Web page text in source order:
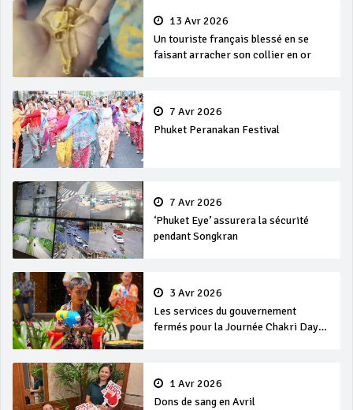
13 Avr 2026
Un touriste français blessé en se
faisant arracher son collier en or
7 Avr 2026
Phuket Peranakan Festival
7 Avr 2026
‘Phuket Eye’ assurera la sécurité
pendant Songkran
3 Avr 2026
Les services du gouvernement
fermés pour la Journée Chakri Day
1 Avr 2026
Dons de sang en Avril